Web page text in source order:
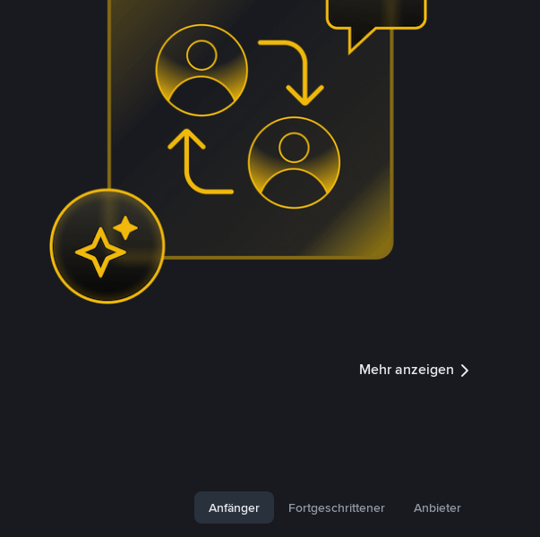
Mehr anzeigen
Anfänger Fortgeschrittener Anbieter